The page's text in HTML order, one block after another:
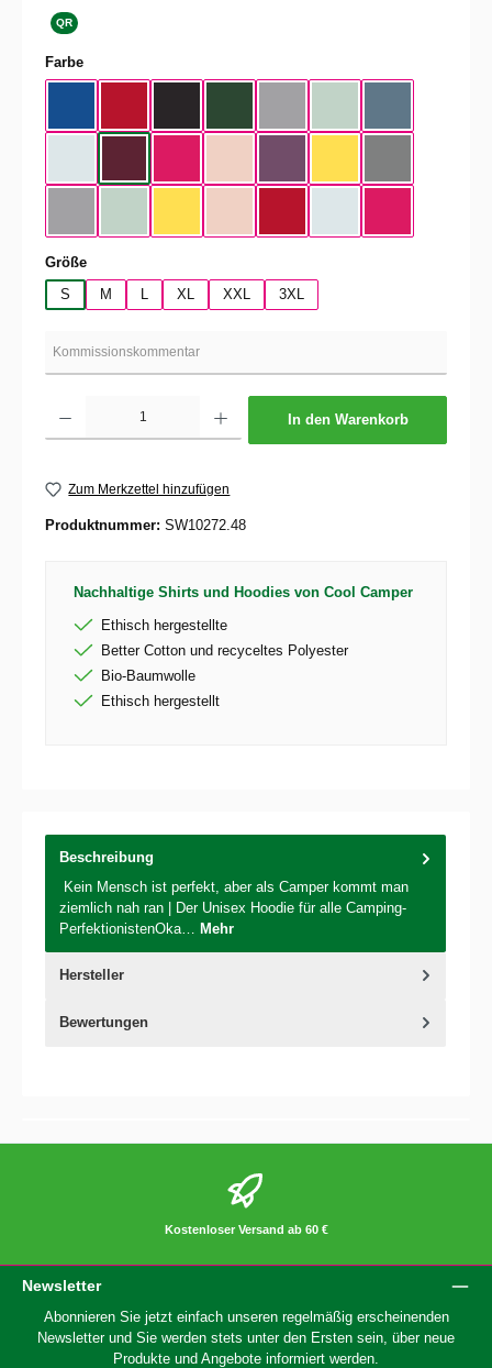
QR
Farbeauswählen
Größeauswählen
S
M XL XXL 3XL
In den Warenkorb
Zum Merkzettel hinzufügen
Produktnummer: SW10272.48
Nachhaltige Shirts und Hoodies von Cool Camper
Ethisch hergestellte
Better Cotton und recyceltes Polyester
Bio-Baumwolle
Ethisch hergestellt
Beschreibung
Kein Mensch ist perfekt, aber als Camper kommt man
ziemlich nah ran | Der Unisex Hoodie für alle Camping-
PerfektionistenOka… Mehr
Hersteller
Bewertungen
Kostenloser Versand ab 60 €
Newsletter
Abonnieren Sie jetzt einfach unseren regelmäßig erscheinenden
Newsletter und Sie werden stets unter den Ersten sein, über neue
Produkte und Angebote informiert werden.